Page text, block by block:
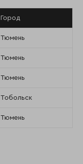
Город
Тюмень
Тюмень
Тюмень
Тобольск
Тюмень